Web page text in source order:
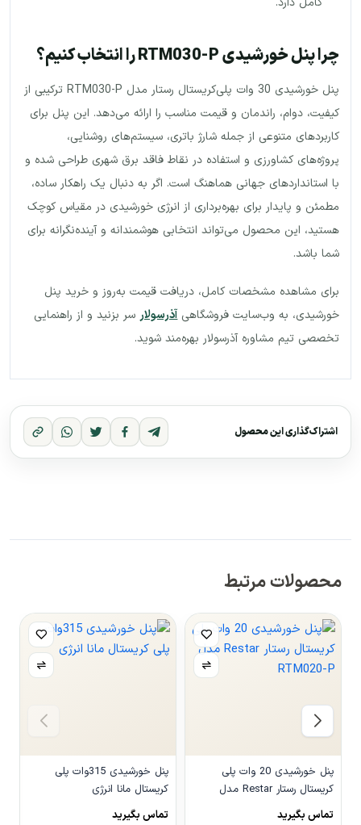
چرا پنل خورشیدی RTM030-P را انتخاب کنیم؟
پنل خورشیدی 30 وات پلی‌کریستال رستار مدل RTM030-P ترکیبی از
کیفیت، دوام، راندمان و قیمت مناسب را ارائه می‌دهد. این پنل برای
کاربردهای متنوعی از جمله شارژ باتری، سیستم‌های روشنایی،
پروژه‌های کشاورزی و استفاده در نقاط فاقد برق شهری طراحی شده و
با استانداردهای جهانی هماهنگ است. اگر به دنبال یک راهکار ساده،
مطمئن و پایدار برای بهره‌برداری از انرژی خورشیدی در مقیاس کوچک
هستید، این محصول می‌تواند انتخابی هوشمندانه و آینده‌نگرانه برای
شما باشد.
برای مشاهده مشخصات کامل، دریافت قیمت به‌روز و خرید پنل
خورشیدی، به وب‌سایت فروشگاهیآذرسولار سر بزنید و از راهنمایی
تخصصی تیم مشاوره آذرسولار بهره‌مند شوید.
اشتراک‌گذاری این محصول
محصولات مرتبط
پنل خورشیدی 20 وات پلی
کریستال رستار Restar مدل
RTM020-P
تماس بگیرید
پنل خورشیدی 315وات پلی
کریستال مانا انرژی
تماس بگیرید